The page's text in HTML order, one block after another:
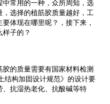
常用的一种，众所周知，选
选择的植筋胶质量越好，工
体现在哪里呢？，接下来，
子的？
的质量需要有国家材料检测
结构加固设计规范》的设计要
抗湿热老化、抗酸碱等特